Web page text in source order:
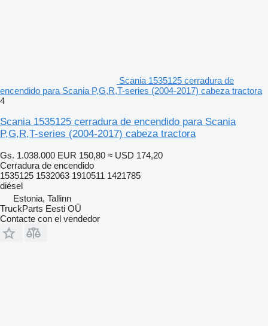
Scania 1535125 cerradura de
encendido para Scania P,G,R,T-series (2004-2017) cabeza tractora
4
Scania 1535125 cerradura de encendido para Scania
P,G,R,T-series (2004-2017) cabeza tractora
Gs. 1.038.000 EUR 150,80 ≈ USD 174,20
Cerradura de encendido
1535125 1532063 1910511 1421785
diésel
Estonia, Tallinn
TruckParts Eesti OÜ
Contacte con el vendedor